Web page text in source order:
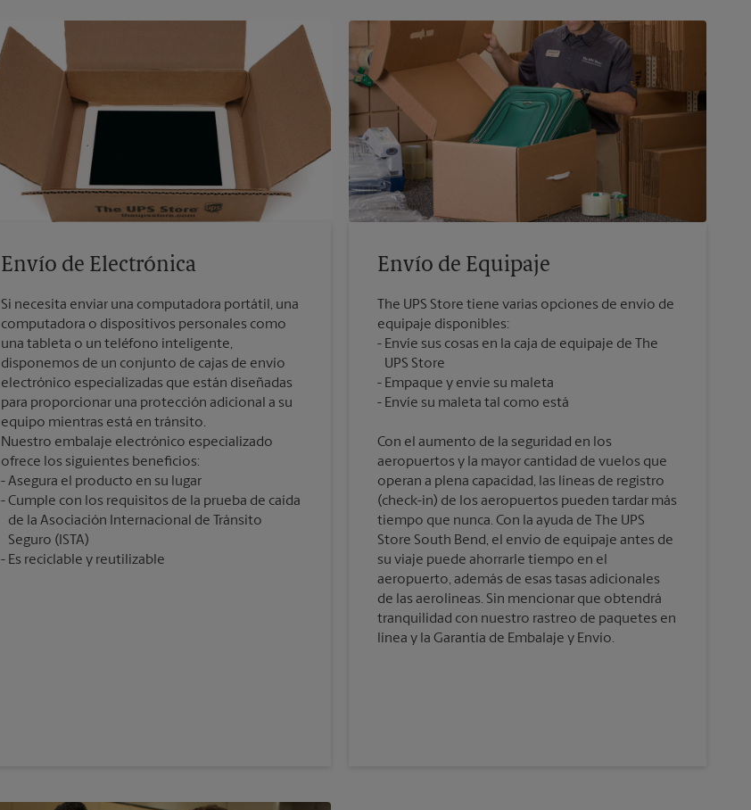
Envío de Electrónica
Si necesita enviar una computadora portátil, una
computadora o dispositivos personales como
una tableta o un teléfono inteligente,
disponemos de un conjunto de cajas de envío
electrónico especializadas que están diseñadas
para proporcionar una protección adicional a su
equipo mientras está en tránsito.
Nuestro embalaje electrónico especializado
ofrece los siguientes beneficios:
Asegura el producto en su lugar
Cumple con los requisitos de la prueba de caída
de la Asociación Internacional de Tránsito
Seguro (ISTA)
Es reciclable y reutilizable
Envío de Equipaje
The UPS Store tiene varias opciones de envío de
equipaje disponibles:
Envíe sus cosas en la caja de equipaje de The
UPS Store
Empaque y envíe su maleta
Con el aumento de la seguridad en los
aeropuertos y la mayor cantidad de vuelos que
operan a plena capacidad, las líneas de registro
(check-in) de los aeropuertos pueden tardar más
tiempo que nunca. Con la ayuda de The UPS
Store South Bend, el envío de equipaje antes de
su viaje puede ahorrarle tiempo en el
aeropuerto, además de esas tasas adicionales
de las aerolíneas. Sin mencionar que obtendrá
tranquilidad con nuestro rastreo de paquetes en
línea y la Garantía de Embalaje y Envío.